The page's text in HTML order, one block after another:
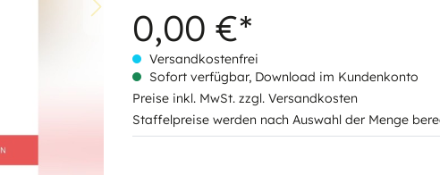
0,00 €*
Versandkostenfrei
Sofort verfügbar, Download im Kundenkonto
Preise inkl. MwSt. zzgl. Versandkosten
Staffelpreise werden nach Auswahl der Menge